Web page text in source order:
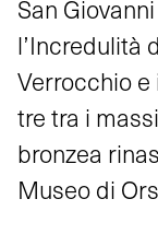
San
l’Incredulità
Verrocchio e
tre tra i
bronzea
Museo di